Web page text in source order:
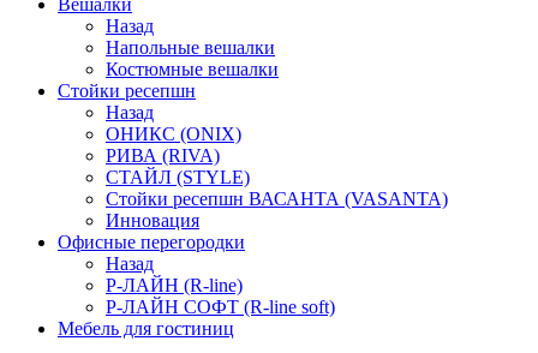
Вешалки
Назад
Напольные вешалки
Костюмные вешалки
Стойки ресепшн
Назад
ОНИКС (ONIX)
РИВА (RIVA)
СТАЙЛ (STYLE)
Стойки ресепшн ВАСАНТА (VASANTA)
Инновация
Офисные перегородки
Назад
Р-ЛАЙН (R-line)
Р-ЛАЙН СОФТ (R-line soft)
Мебель для гостиниц